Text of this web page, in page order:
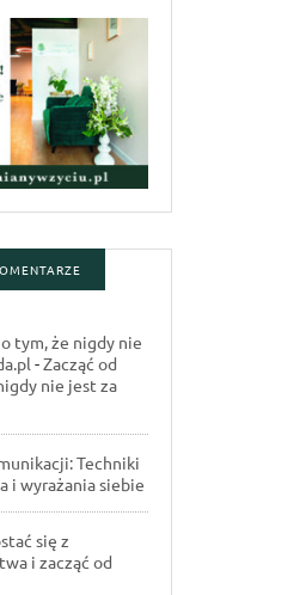
tym, że nigdy nie
-Zacząć od
nie jest za
Techniki
i wyrażania siebie
się z
i zacząć od